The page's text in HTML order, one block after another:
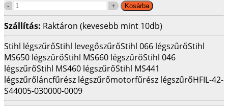
Szállítás: Raktáron (kevesebb mint 10db)
Stihl légszűrőStihl levegőszűrőStihl 066 légszűrőStihl
MS650 légszűrőStihl MS660 légszűrőStihl 046
légszűrőStihl MS460 légszűrőStihl MS441
légszűrőláncfűrész légszűrőmotorfűrész légszűrőHFIL-42-
S44005-030000-0009